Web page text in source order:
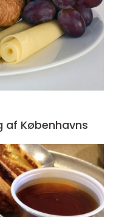
af Københavns